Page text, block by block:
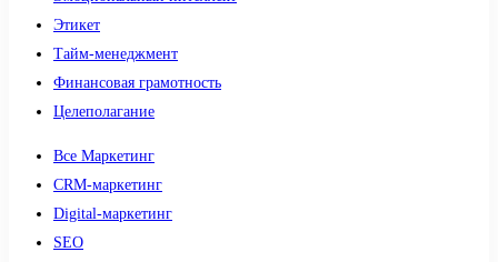
Этикет
Тайм-менеджмент
Финансовая грамотность
Целеполагание
Все Маркетинг
CRM-маркетинг
Digital-маркетинг
SEO